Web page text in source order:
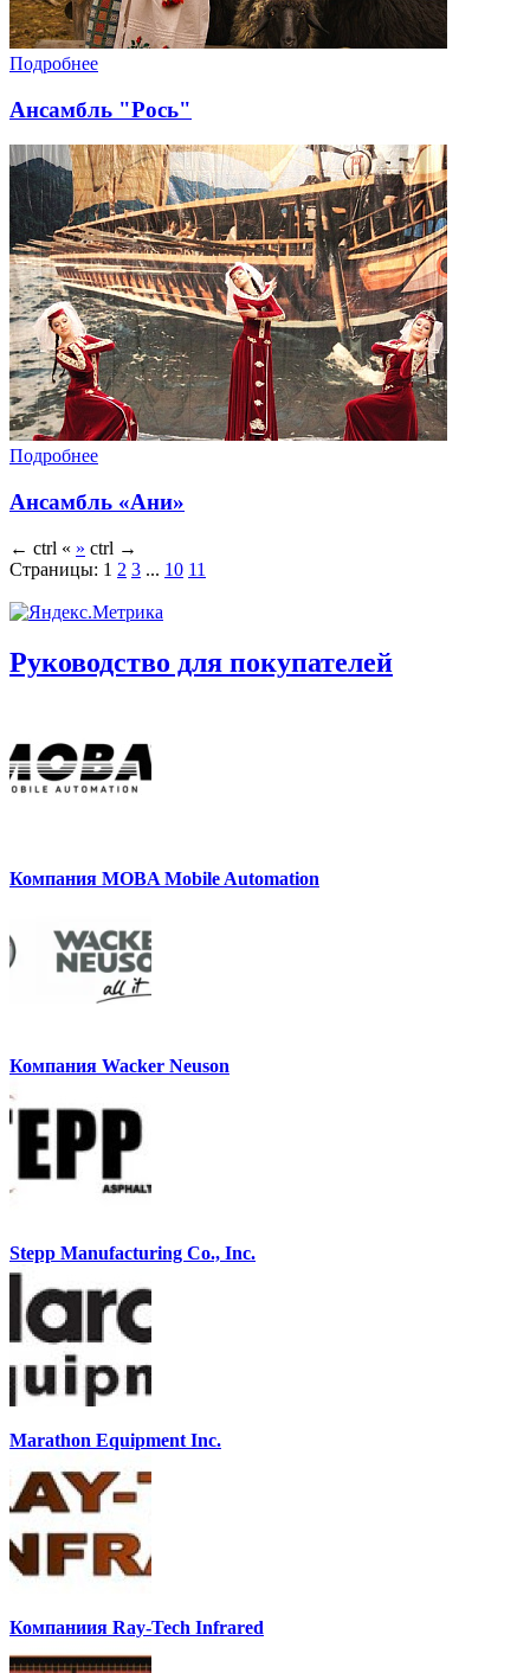
Подробнее
Ансамбль "Рось"
Подробнее
Ансамбль «Ани»
← ctrl « » ctrl →
Страницы: 1 2 3 ... 10 11
Руководство для покупателей
Компания MOBA Mobile Automation
Компания Wacker Neuson
Stepp Manufacturing Co., Inc.
Marathon Equipment Inc.
Компаниия Ray-Tech Infrared